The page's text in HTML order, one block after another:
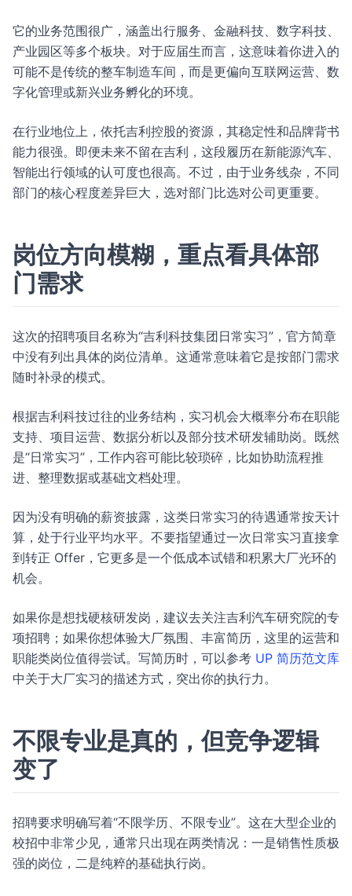
它的业务范围很广，涵盖出行服务、金融科技、数字科技、
产业园区等多个板块。对于应届生而言，这意味着你进入的
可能不是传统的整车制造车间，而是更偏向互联网运营、数
字化管理或新兴业务孵化的环境。
在行业地位上，依托吉利控股的资源，其稳定性和品牌背书
能力很强。即便未来不留在吉利，这段履历在新能源汽车、
智能出行领域的认可度也很高。不过，由于业务线杂，不同
部门的核心程度差异巨大，选对部门比选对公司更重要。
岗位方向模糊，重点看具体部
门需求
这次的招聘项目名称为“吉利科技集团日常实习”，官方简章
中没有列出具体的岗位清单。这通常意味着它是按部门需求
随时补录的模式。
根据吉利科技过往的业务结构，实习机会大概率分布在职能
支持、项目运营、数据分析以及部分技术研发辅助岗。既然
是“日常实习”，工作内容可能比较琐碎，比如协助流程推
进、整理数据或基础文档处理。
因为没有明确的薪资披露，这类日常实习的待遇通常按天计
算，处于行业平均水平。不要指望通过一次日常实习直接拿
到转正 Offer，它更多是一个低成本试错和积累大厂光环的
机会。
如果你是想找硬核研发岗，建议去关注吉利汽车研究院的专
项招聘；如果你想体验大厂氛围、丰富简历，这里的运营和
职能类岗位值得尝试。写简历时，可以参考 UP 简历范文库
中关于大厂实习的描述方式，突出你的执行力。
不限专业是真的，但竞争逻辑
变了
招聘要求明确写着“不限学历、不限专业”。这在大型企业的
校招中非常少见，通常只出现在两类情况：一是销售性质极
强的岗位，二是纯粹的基础执行岗。